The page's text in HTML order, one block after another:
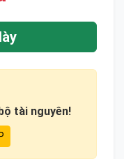
tài nguyên!